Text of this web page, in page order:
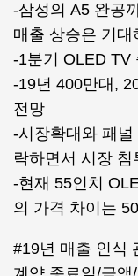
-삼성의 A5 완공
매출 상승은 기대
-1분기 OLED TV
-19년 400만대,
전망
-시장확대와 패
락하면서 시장 침
-현재 55인치
의 가격 차이는
#19년 매출 인식